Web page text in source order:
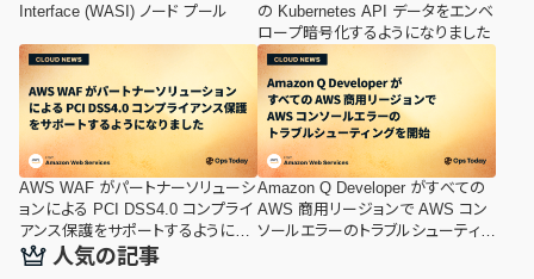
Interface (WASI) ノード プール
の Kubernetes API データをエンベ
ロープ暗号化するようになりました
AWS WAF がパートナーソリューシ
ョンによる PCI DSS4.0 コンプライ
アンス保護をサポートするようにな
りました
Amazon Q Developer がすべての
AWS 商用リージョンで AWS コン
ソールエラーのトラブルシューティン
人気の記事